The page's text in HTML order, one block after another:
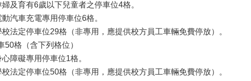
婦及育有6歲以下兒童者之停車位4格。
動汽車充電專用停車位6格。
校法定停車位29格（非專用，應提供校方員工車輛免費停放）。
50格（含下列格位）
心障礙專用停車位1格。
校法定停車位50格（非專用，應提供校方員工車輛免費停放）。